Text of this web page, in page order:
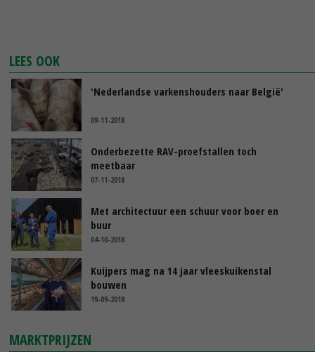
LEES OOK
'Nederlandse varkenshouders naar België'
09-11-2018
Onderbezette RAV-proefstallen toch
meetbaar
07-11-2018
Met architectuur een schuur voor boer en
buur
04-10-2018
Kuijpers mag na 14 jaar vleeskuikenstal
bouwen
19-09-2018
MARKTPRIJZEN